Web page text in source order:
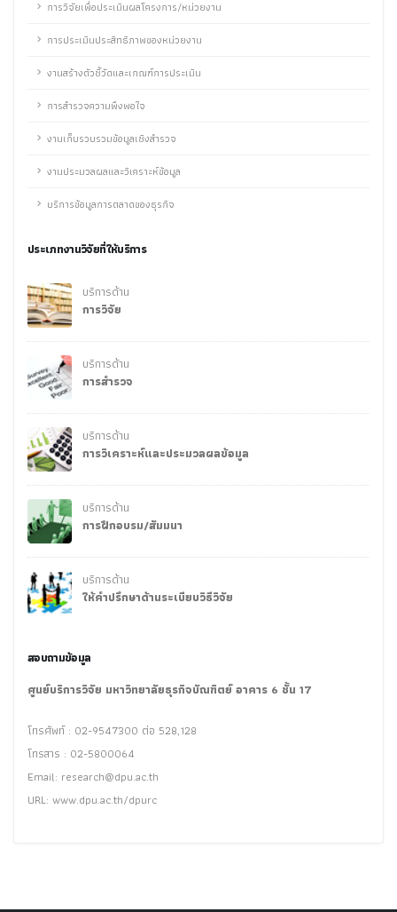
การวิจัยเพื่อประเมินผลโครงการ/หน่วยงาน
การประเมินประสิทธิภาพของหน่วยงาน
งานสร้างตัวชี้วัดและเกณฑ์การประเมิน
การสำรวจความพึงพอใจ
งานเก็บรวบรวมข้อมูลเชิงสำรวจ
งานประมวลผลและวิเคราะห์ข้อมูล
บริการข้อมูลการตลาดของธุรกิจ
ประเภทงานวิจัยที่ให้บริการ
บริการด้าน
การวิจัย
บริการด้าน
การสำรวจ
บริการด้าน
การวิเคราะห์และประมวลผลข้อมูล
บริการด้าน
การฝึกอบรม/สัมมนา
บริการด้าน
ให้คำปรึกษาด้านระเบียบวิธีวิจัย
สอบถามข้อมูล
ศูนย์บริการวิจัย มหาวิทยาลัยธุรกิจบัณฑิตย์ อาคาร 6 ชั้น 17
โทรศัพท์ : 02-9547300 ต่อ 528,128
โทรสาร : 02-5800064
Email: research@dpu.ac.th
URL: www.dpu.ac.th/dpurc